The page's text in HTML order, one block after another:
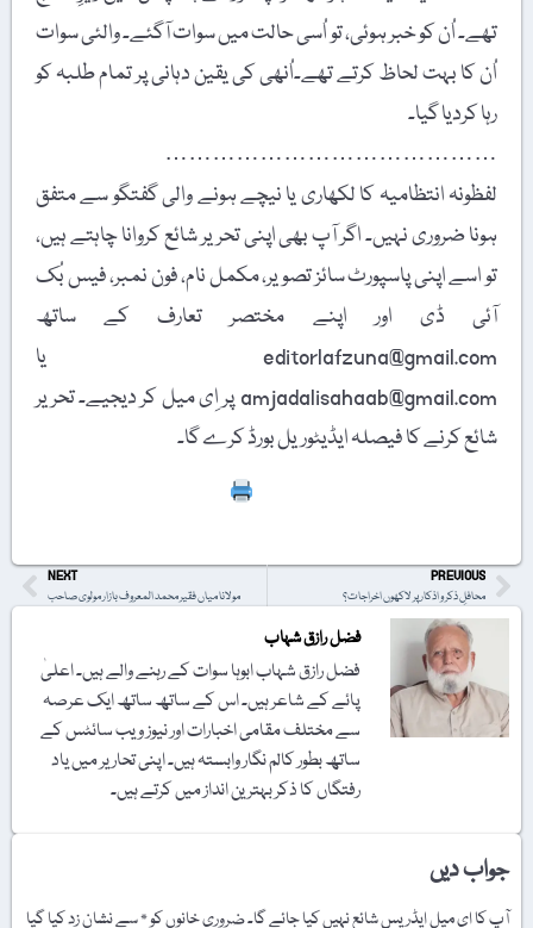
تھے۔ اُن کو خبر ہوئی، تو اُسی حالت میں سوات آگئے۔ والئی سوات
اُن کا بہت لحاظ کرتے تھے۔اُنھی کی یقین دہانی پر تمام طلبہ کو
رہا کردیا گیا۔
……………………………………
لفظونہ انتظامیہ کا لکھاری یا نیچے ہونے والی گفتگو سے متفق
ہونا ضروری نہیں۔ اگر آپ بھی اپنی تحریر شائع کروانا چاہتے ہیں،
تو اسے اپنی پاسپورٹ سائز تصویر، مکمل نام، فون نمبر، فیس بُک
آئی ڈی اور اپنے مختصر تعارف کے ساتھ
editorlafzuna@gmail.com یا
amjadalisahaab@gmail.com پر اِی میل کر دیجیے۔ تحریر
شائع کرنے کا فیصلہ ایڈیٹوریل بورڈ کرے گا۔
PREVIOUS
محافلِ ذکر و اذکار پر لاکھوں اخراجات؟
NEXT
مولانا میاں فقیر محمد المعروف بازار مولوی صاحب
فضل رازق شہاب
فضل رازق شہاب ابوہا سوات کے رہنے والے ہیں۔ اعلیٰ
پائے کے شاعر ہیں۔ اس کے ساتھ ساتھ ایک عرصہ
سے مختلف مقامی اخبارات اور نیوز ویب سائٹس کے
ساتھ بطور کالم نگار وابستہ ہیں۔ اپنی تحاریر میں یاد
رفتگاں کا ذکر بہترین انداز میں کرتے ہیں۔
جواب دیں
آپ کا ای میل ایڈریس شائع نہیں کیا جائے گا۔ضروری خانوں کو*سے نشان زد کیا گیا